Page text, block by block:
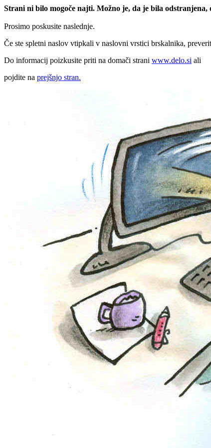
Strani ni bilo mogoče najti. Možno je, da je bila
Prosimo poskusite naslednje.
Če ste spletni naslov vtipkali v naslovni vrstici brskalnika,
Do informacij poizkusite priti na domači strani www.delo.si ali
pojdite na prejšnjo stran.